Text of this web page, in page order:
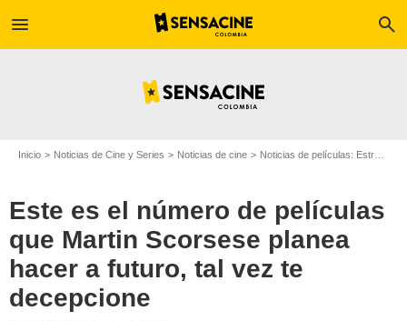
menu search
Inicio Noticias de Cine y Series Noticias de cine Noticias de películas: Estreno de película
Este es el número de películas
que Martin Scorsese planea
hacer a futuro, tal vez te
decepcioneMartin Scorsese/Copyright Warner Bros. France